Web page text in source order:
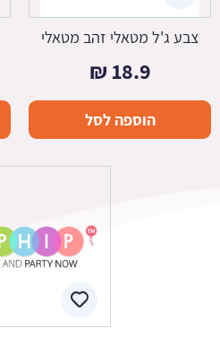
צבע ג'ל מטאלי זהב מטאלי
18.9
₪
הוספה לסל